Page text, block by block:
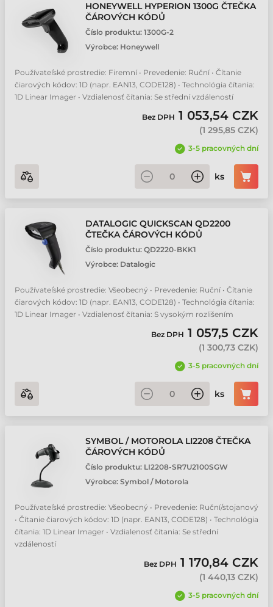
HONEYWELL HYPERION 1300G ČTEČKA
ČÁROVÝCH KÓDŮ
Číslo produktu: 1300G-2
Výrobce: Honeywell
Používateľské prostredie: Firemní • Prevedenie: Ruční • Čítanie
čiarových kódov: 1D (napr. EAN13, CODE128) • Technológia čítania:
1D Linear Imager • Vzdialenosť čítania: Se střední vzdáleností
Bez DPH 1 053,54 CZK
(1 295,85 CZK)
3-5 pracovných dní
ks
DATALOGIC QUICKSCAN QD2200
ČTEČKA ČÁROVÝCH KÓDŮ
Číslo produktu: QD2220-BKK1
Výrobce: Datalogic
Používateľské prostredie: Všeobecný • Prevedenie: Ruční • Čítanie
čiarových kódov: 1D (napr. EAN13, CODE128) • Technológia čítania:
1D Linear Imager • Vzdialenosť čítania: S vysokým rozlišením
Bez DPH 1 057,5 CZK
(1 300,73 CZK)
3-5 pracovných dní
ks
SYMBOL / MOTOROLA LI2208 ČTEČKA
ČÁROVÝCH KÓDŮ
Číslo produktu: LI2208-SR7U2100SGW
Výrobce: Symbol / Motorola
Používateľské prostredie: Všeobecný • Prevedenie: Ruční/stojanový
• Čítanie čiarových kódov: 1D (napr. EAN13, CODE128) • Technológia
čítania: 1D Linear Imager • Vzdialenosť čítania: Se střední
vzdáleností
Bez DPH 1 170,84 CZK
(1 440,13 CZK)
3-5 pracovných dní